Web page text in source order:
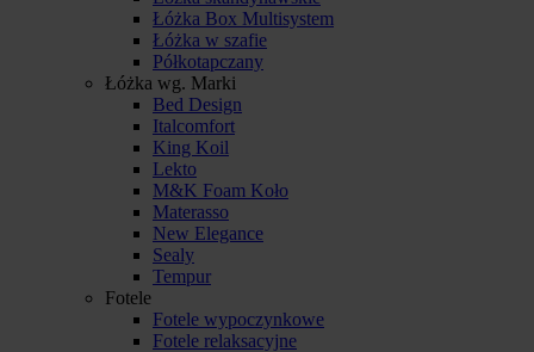
Łóżka Box Multisystem
Łóżka w szafie
Półkotapczany
Łóżka wg. Marki
Bed Design
Italcomfort
King Koil
Lekto
M&K Foam Koło
Materasso
New Elegance
Sealy
Tempur
Fotele
Fotele wypoczynkowe
Fotele relaksacyjne